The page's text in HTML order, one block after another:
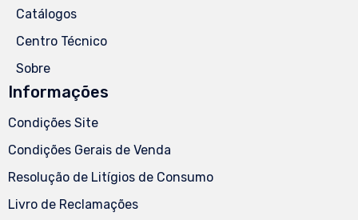
Catálogos
Centro Técnico
Sobre
Informações
Condições Site
Condições Gerais de Venda
Resolução de Litígios de Consumo
Livro de Reclamações